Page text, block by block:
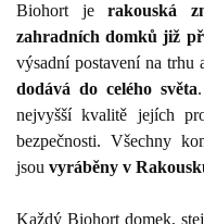
Biohort jerakouská
zahradních domků již
výsadní postavení na trhu
dodává do celého světa
nejvyšší kvalitě jejích
bezpečnosti. Všechny
jsou vyráběny v
Každý Biohort domek,